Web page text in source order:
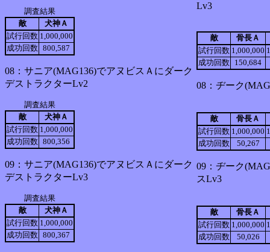
調査結果
敵
犬神Ａ
試行回数 1,000,000
成功回数 800,587
08：サニア(MAG136)でアヌビスＡにダーク
デストラクターLv2
調査結果
敵
犬神Ａ
試行回数 1,000,000
成功回数 800,356
09：サニア(MAG136)でアヌビスＡにダーク
デストラクターLv3
調査結果
敵
犬神Ａ
試行回数 1,000,000
成功回数 800,367
Lv3
敵
骨長Ａ
試行回数 1,000,000
成功回数
150,684
08：ヂーク
敵
骨長Ａ
試行回数 1,000,000
成功回数
50,267
09：ヂーク
スLv3
敵
骨長Ａ
試行回数 1,000,000
成功回数
50,026